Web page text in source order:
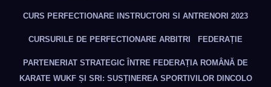
CURS PERFECTIONARE INSTRUCTORI SI ANTRENORI 2023
CURSURILE DE PERFECTIONARE ARBITRI FEDERAȚIE
PARTENERIAT STRATEGIC ÎNTRE FEDERAȚIA ROMÂNĂ DE
KARATE WUKF ȘI SRI: SUSȚINEREA SPORTIVILOR DINCOLO